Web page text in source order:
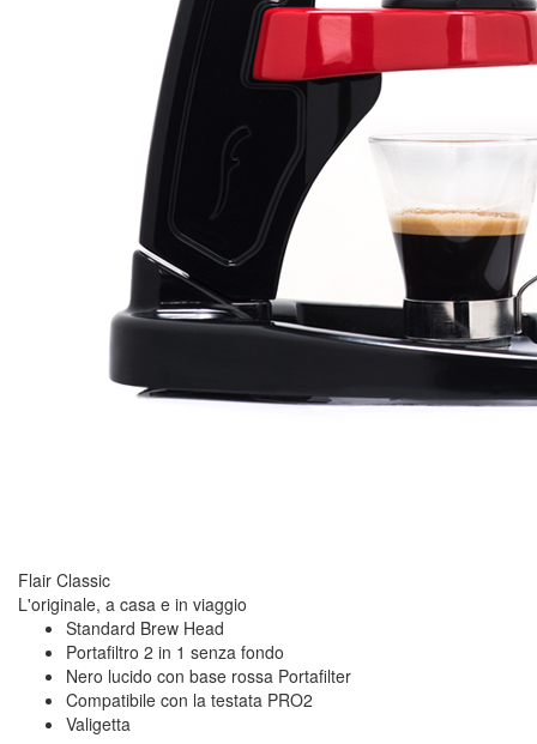
Flair Classic
L'originale, a casa e in viaggio
Standard Brew Head
Portafiltro 2 in 1 senza fondo
Nero lucido con base rossa Portafilter
Compatibile con la testata PRO2
Valigetta